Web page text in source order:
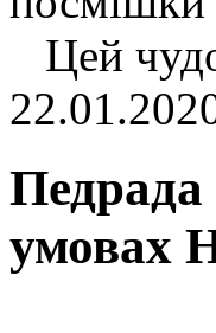
Цей
Педрада